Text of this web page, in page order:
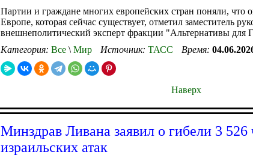
Партии и граждане многих европейских стран поняли, что
Европе, которая сейчас существует, отметил заместитель
внешнеполитический эксперт фракции "Альтернативы для
Категория: Все \ Мир Источник: ТАСС Время:
Наверх
Минздрав Ливана заявил о гибели 3 526
израильских атак